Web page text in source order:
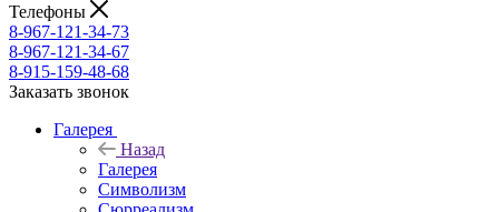
Телефоны
8-967-121-34-73
8-967-121-34-67
8-915-159-48-68
Заказать звонок
Галерея
Назад
Галерея
Символизм